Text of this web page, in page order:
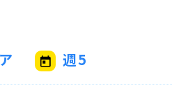
週5